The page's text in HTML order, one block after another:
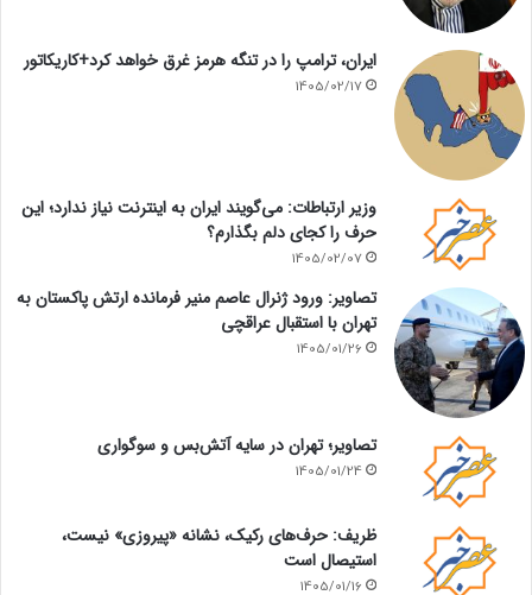
ایران، ترامپ را در تنگه هرمز غرق خواهد کرد+کاریکاتور
1405/02/17
وزیر ارتباطات: می‌گویند ایران به اینترنت نیاز ندارد؛ این
حرف را کجای دلم بگذارم؟
1405/02/07
تصاویر: ورود ژنرال عاصم منیر فرمانده ارتش پاکستان به
تهران با استقبال عراقچی
1405/01/26
تصاویر؛ تهران در سایه آتش‌بس و سوگواری
1405/01/24
ظریف: حرف‌های رکیک، نشانه «پیروزی» نیست،
استیصال است
1405/01/16